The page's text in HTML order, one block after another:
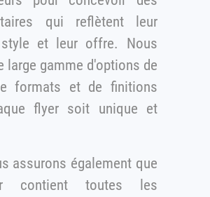
qui reflètent leur
leur offre. Nous
large gamme d'options de
flyer soit unique et
également que
contient toutes les